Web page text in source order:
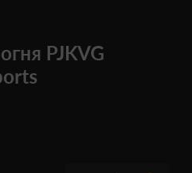
PJKVG